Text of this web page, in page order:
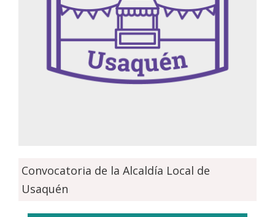
Convocatoria de la Alcaldía Local de
Usaquén